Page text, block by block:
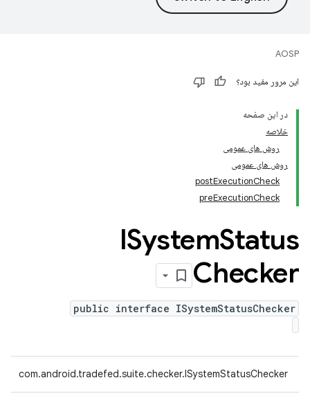
AOSP
این مرور مفید بود؟
در این صفحه
خلاصه
روش های عمومی
روش های عمومی
postExecutionCheck
preExecutionCheck
ISystemStatus
Checker
public interface ISystemStatusChecker
com.android.tradefed.suite.checker.ISystemStatusChecker